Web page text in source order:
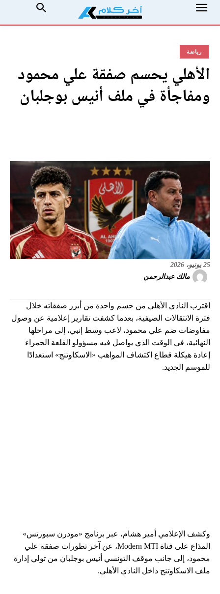
رياضة
الأهلي يحسم صفقة علي محمود
ومفاجأة في ملف أنيس بوجلبان
25 يونيو، 2026
مالك عبدالرحمن
اقترب النادي الأهلي من حسم واحدة من أبرز صفقاته خلال
فترة الانتقالات الصيفية، بعدما كشفت تقارير إعلامية عن وصول
مفاوضات ضم علي محمود، لاعب وسط إنبي، إلى مراحلها
النهائية، في الوقت الذي يواصل فيه مسؤولو القلعة الحمراء
إعادة هيكلة قطاع اكتشاف المواهب «الاسكاوتنج» استعدادًا
للموسم الجديد.
وكشف الإعلامي أمير هشام، عبر برنامج «مودرن سبورتس»
المذاع على قناة Modern MTI، عن آخر تطورات صفقة علي
محمود، إلى جانب موقف التونسي أنيس بوجلبان من تولي إدارة
ملف الاسكاوتنج داخل النادي الأهلي.